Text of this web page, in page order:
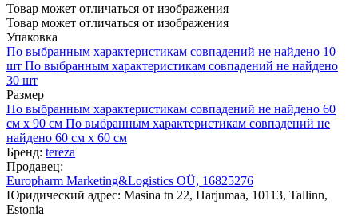
Товар может отличаться от изображения
Товар может отличаться от изображения
Упаковка
По выбранным характеристикам совпадений не найдено 10
шт По выбранным характеристикам совпадений не найдено
30 шт
Размер
По выбранным характеристикам совпадений не найдено 60
см х 90 см По выбранным характеристикам совпадений не
найдено 60 см х 60 см
Бренд: tereza
Продавец:
Europharm Marketing&Logistics OÜ, 16825276
Юридический адрес: Masina tn 22, Harjumaa, 10113, Tallinn,
Estonia